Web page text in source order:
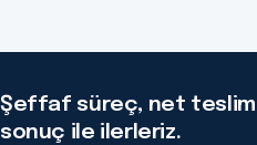
Şeffaf süreç, net
sonuç ile ilerleriz.